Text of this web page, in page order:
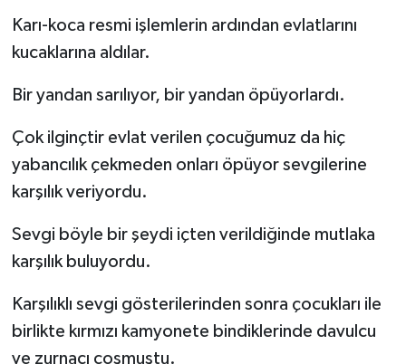
Karı-koca resmi işlemlerin ardından evlatlarını
kucaklarına aldılar.
Bir yandan sarılıyor, bir yandan öpüyorlardı.
Çok ilginçtir evlat verilen çocuğumuz da hiç
yabancılık çekmeden onları öpüyor sevgilerine
karşılık veriyordu.
Sevgi böyle bir şeydi içten verildiğinde mutlaka
karşılık buluyordu.
Karşılıklı sevgi gösterilerinden sonra çocukları ile
birlikte kırmızı kamyonete bindiklerinde davulcu
ve zurnacı coşmuştu.